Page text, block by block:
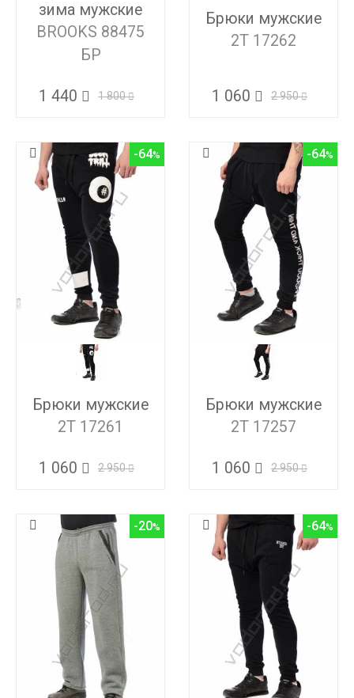
зима мужские
BROOKS 88475
БР
1 440 1 800
Брюки мужские
2T 17262
1 060 2 950
-64
Брюки мужские
2T 17261
1 060 2 950
-64
Брюки мужские
2T 17257
1 060 2 950
-20 -64